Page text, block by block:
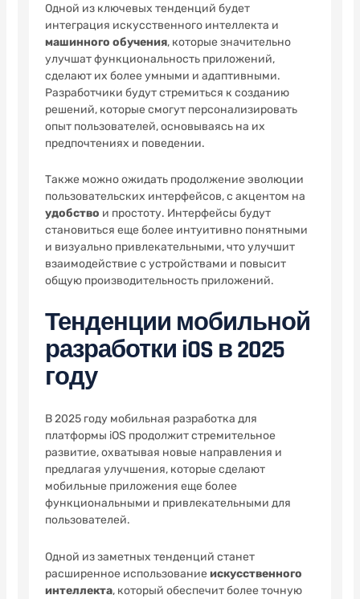
Одной из ключевых тенденций будет
интеграция искусственного интеллекта и
машинного обучения, которые значительно
улучшат функциональность приложений,
сделают их более умными и адаптивными.
Разработчики будут стремиться к созданию
решений, которые смогут персонализировать
опыт пользователей, основываясь на их
предпочтениях и поведении.
Также можно ожидать продолжение эволюции
пользовательских интерфейсов, с акцентом на
удобство и простоту. Интерфейсы будут
становиться еще более интуитивно понятными
и визуально привлекательными, что улучшит
взаимодействие с устройствами и повысит
общую производительность приложений.
Тенденции мобильной
разработки iOS в 2025
году
В 2025 году мобильная разработка для
платформы iOS продолжит стремительное
развитие, охватывая новые направления и
предлагая улучшения, которые сделают
мобильные приложения еще более
функциональными и привлекательными для
пользователей.
Одной из заметных тенденций станет
расширенное использование искусственного
интеллекта, который обеспечит более точную